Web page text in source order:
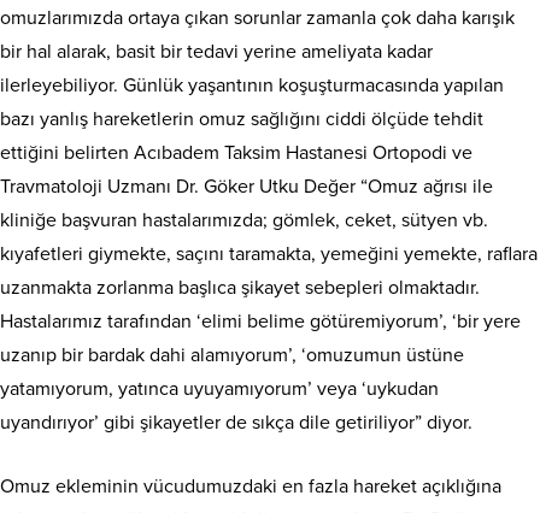
omuzlarımızda ortaya çıkan sorunlar zamanla çok daha karışık
bir hal alarak, basit bir tedavi yerine ameliyata kadar
ilerleyebiliyor. Günlük yaşantının koşuşturmacasında yapılan
bazı yanlış hareketlerin omuz sağlığını ciddi ölçüde tehdit
ettiğini belirten Acıbadem Taksim Hastanesi Ortopodi ve
Travmatoloji Uzmanı Dr. Göker Utku Değer “Omuz ağrısı ile
kliniğe başvuran hastalarımızda; gömlek, ceket, sütyen vb.
kıyafetleri giymekte, saçını taramakta, yemeğini yemekte, raflara
uzanmakta zorlanma başlıca şikayet sebepleri olmaktadır.
Hastalarımız tarafından ‘elimi belime götüremiyorum’, ‘bir yere
uzanıp bir bardak dahi alamıyorum’, ‘omuzumun üstüne
yatamıyorum, yatınca uyuyamıyorum’ veya ‘uykudan
uyandırıyor’ gibi şikayetler de sıkça dile getiriliyor” diyor.
Omuz ekleminin vücudumuzdaki en fazla hareket açıklığına